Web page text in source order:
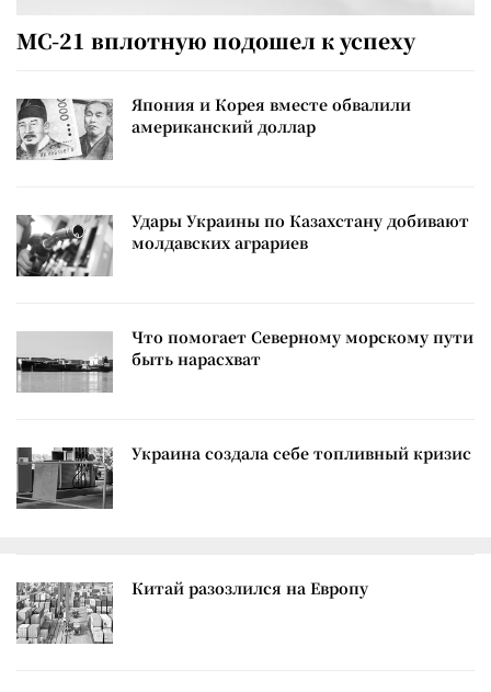
МС-21 вплотную подошел к успеху
Япония и Корея вместе обвалили
американский доллар
Удары Украины по Казахстану добивают
молдавских аграриев
Что помогает Северному морскому пути
быть нарасхват
Украина создала себе топливный кризис
Китай разозлился на Европу